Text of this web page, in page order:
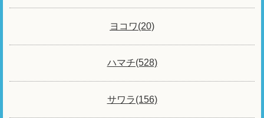
ヨコワ(20)
ハマチ(528)
サワラ(156)